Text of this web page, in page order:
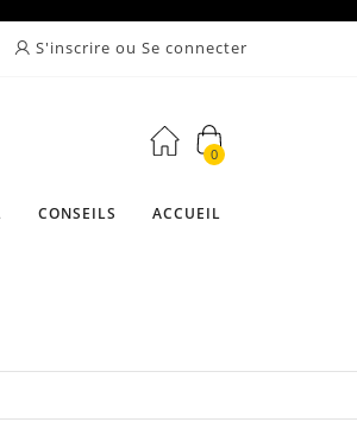
S'inscrire ou Se connecter
0
CONSEILS ACCUEIL